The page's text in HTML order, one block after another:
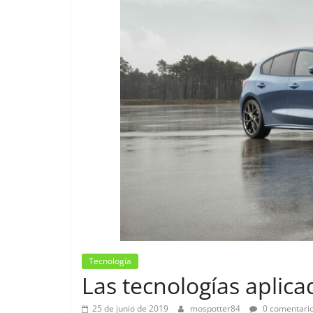
Tecnología
Las tecnologías
25 de junio de 2019 mospotter84 0
Pequeño
14 de febrero de